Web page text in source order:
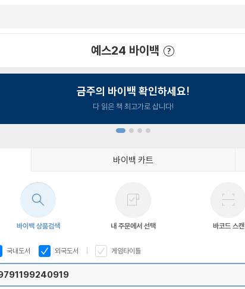
예스24 바이백
금주의 바이백 확인하세요!
다 읽은 책 최고가로 삽니다!
바이백 카트
바이백 상품검색 내 주문에서 선택 바코드 스캔
국내도서 외국도서 게임타이틀